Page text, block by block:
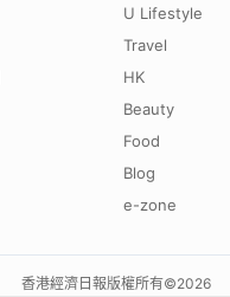
U Lifestyle
Travel
HK
Beauty
Food
Blog
e-zone
香港經濟日報版權所有©2026